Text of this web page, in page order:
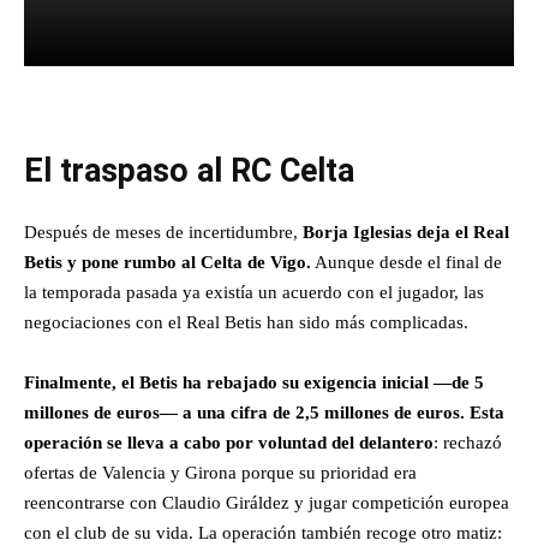
El traspaso al RC Celta
Después de meses de incertidumbre, Borja Iglesias deja el Real
Betis y pone rumbo al Celta de Vigo. Aunque desde el final de
la temporada pasada ya existía un acuerdo con el jugador, las
negociaciones con el Real Betis han sido más complicadas.
Finalmente, el Betis ha rebajado su exigencia inicial —de 5
millones de euros— a una cifra de 2,5 millones de euros. Esta
operación se lleva a cabo por voluntad del delantero: rechazó
ofertas de Valencia y Girona porque su prioridad era
reencontrarse con Claudio Giráldez y jugar competición europea
con el club de su vida. La operación también recoge otro matiz: